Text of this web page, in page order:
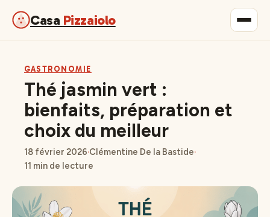
Casa Pizzaiolo
Maison & Déco
Lifestyle
GASTRONOMIE
Thé jasmin vert :
bienfaits, préparation et
choix du meilleur
18 février 2026·Clémentine De la Bastide·
11 min de lecture